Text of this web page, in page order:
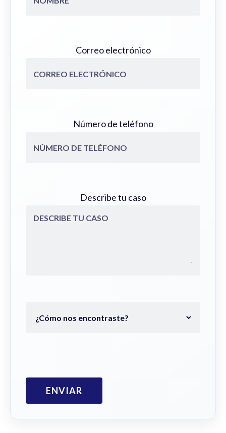
Correo electrónico
Número de teléfono
Describe tu caso